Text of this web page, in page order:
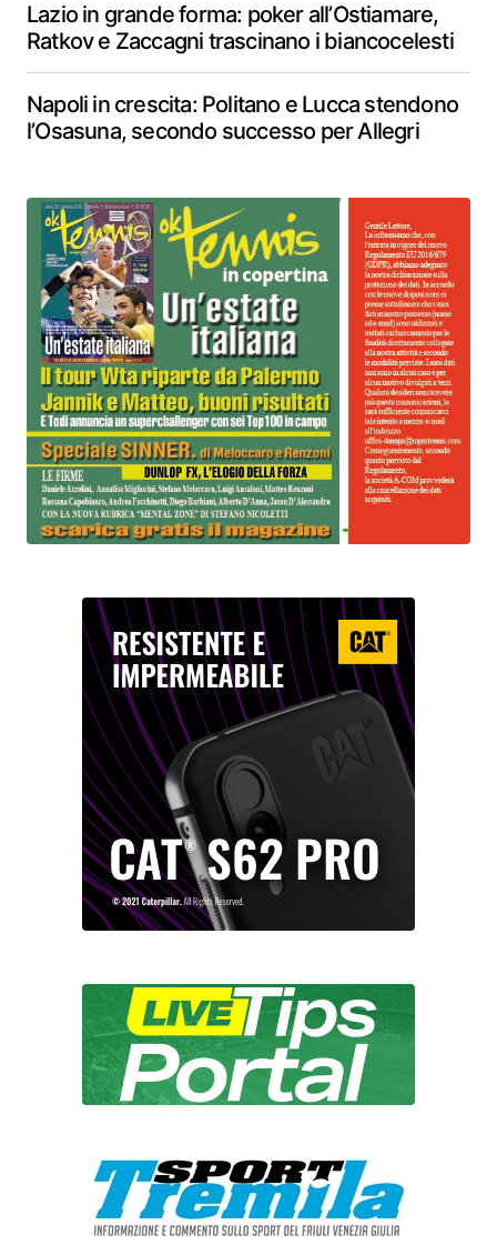
Lazio in grande forma: poker all’Ostiamare,
Ratkov e Zaccagni trascinano i biancocelesti
Napoli in crescita: Politano e Lucca stendono
l’Osasuna, secondo successo per Allegri